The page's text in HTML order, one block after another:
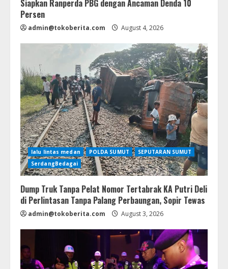
Siapkan Ranperda PBG dengan Ancaman Denda 10
Persen
admin@tokoberita.com August 4, 2026
lalu lintas medan POLDA SUMUT
SEPUTARAN SUMUT
SerdangBedagai
Dump Truk Tanpa Pelat Nomor Tertabrak KA Putri Deli
di Perlintasan Tanpa Palang Perbaungan, Sopir Tewas
admin@tokoberita.com August 3, 2026